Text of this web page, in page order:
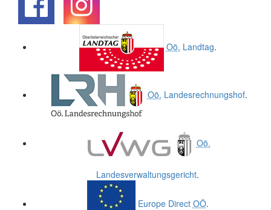
Oö. Landtag.
Oö. Landesrechnungshof.
Oö.
Landesverwaltungsgericht.
Europe Direct OÖ.